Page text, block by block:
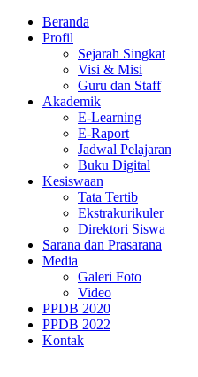
Beranda
Profil
Sejarah Singkat
Visi & Misi
Guru dan Staff
Akademik
E-Learning
E-Raport
Jadwal Pelajaran
Buku Digital
Kesiswaan
Tata Tertib
Ekstrakurikuler
Direktori Siswa
Sarana dan Prasarana
Media
Galeri Foto
Video
PPDB 2020
PPDB 2022
Kontak